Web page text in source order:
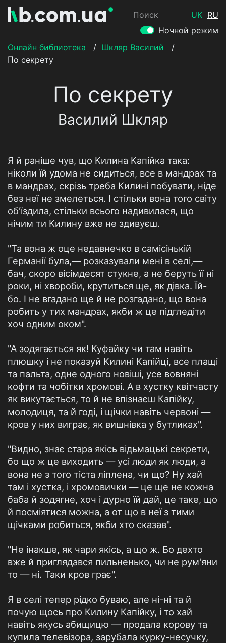
Поиск UK RU
Ночной режим
Онлайн библиотека
/ Шкляр Василий
/
По секрету
По секрету
Василий Шкляр
Я й раніше чув, що Килина Капійка така:
ніколи їй удома не сидиться, все в мандрах та
в мандрах, скрізь треба Килині побувати, ніде
без неї не змелеться. І стільки вона того світу
об'їздила, стільки всього надивилася, що
нічим ти Килину вже не здивуєш.
"Та вона ж оце недавнечко в самісінькій
Германії була,— розказували мені в селі,—
бач, скоро вісімдесят стукне, а не беруть її ні
роки, ні хвороби, крутиться ще, як дівка. Їй-
бо. І не вгадано ще й не розгадано, що вона
робить у тих мандрах, якби ж це підгледіти
хоч одним оком".
"А зодягається як! Куфайку чи там навіть
плюшку і не показуй Килині Капійці, все плащі
та пальта, одне одного новіші, усе вовняні
кофти та чобітки хромові. А в хустку квітчасту
як викутається, то й не впізнаєш Капійку,
молодиця, та й годі, і щічки навіть червоні —
кров у них виграє, як вишнівка у бутликах".
"Видно, знає стара якісь відьмацькі секрети,
бо що ж це виходить — усі люди як люди, а
вона не з того тіста ліплена, чи що? Ну хай
там і хустка, і хромовички — це ще не кожна
баба й зодягне, хоч і дурно їй дай, це таке, що
й посміятися можна, а от що в неї з тими
щічками робиться, якби хто сказав".
"Не інакше, як чари якісь, а що ж. Бо дехто
вже й приглядався пильненько, чи не рум'яни
то — ні. Таки кров грає".
Я в селі тепер рідко буваю, але ні-ні та й
почую щось про Килину Капійку, і то хай
навіть якусь абищицю — продала корову та
купила телевізора, зарубала курку-несучку,